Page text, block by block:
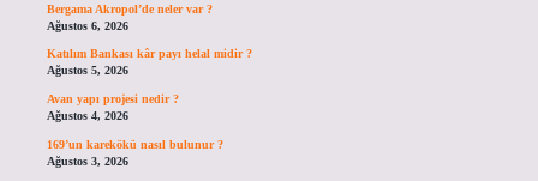
Bergama Akropol’de neler var ?
Ağustos 6, 2026
Katılım Bankası kâr payı helal midir ?
Ağustos 5, 2026
Avan yapı projesi nedir ?
Ağustos 4, 2026
169’un karekökü nasıl bulunur ?
Ağustos 3, 2026